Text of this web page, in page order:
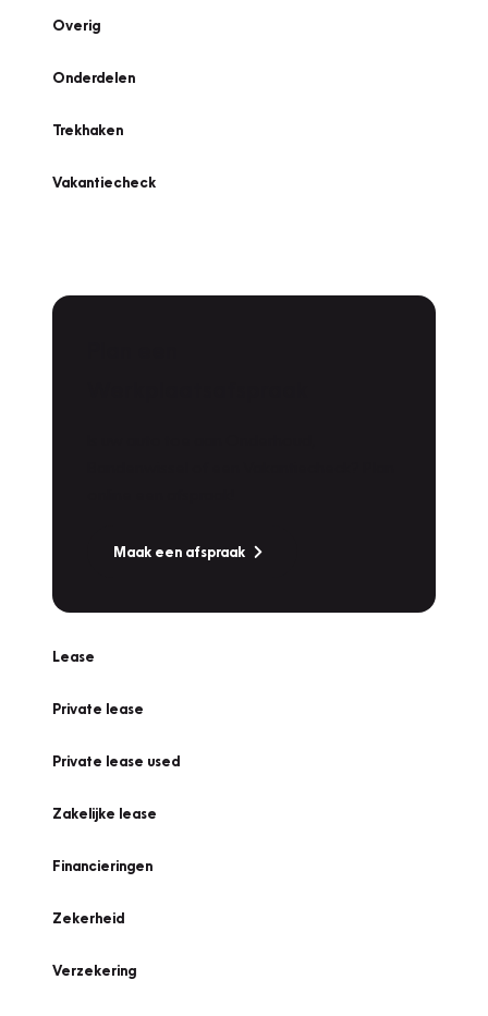
Overig
Onderdelen
Trekhaken
Vakantiecheck
Maak een afspraak
Lease
Private lease
Private lease used
Zakelijke lease
Financieringen
Zekerheid
Verzekering